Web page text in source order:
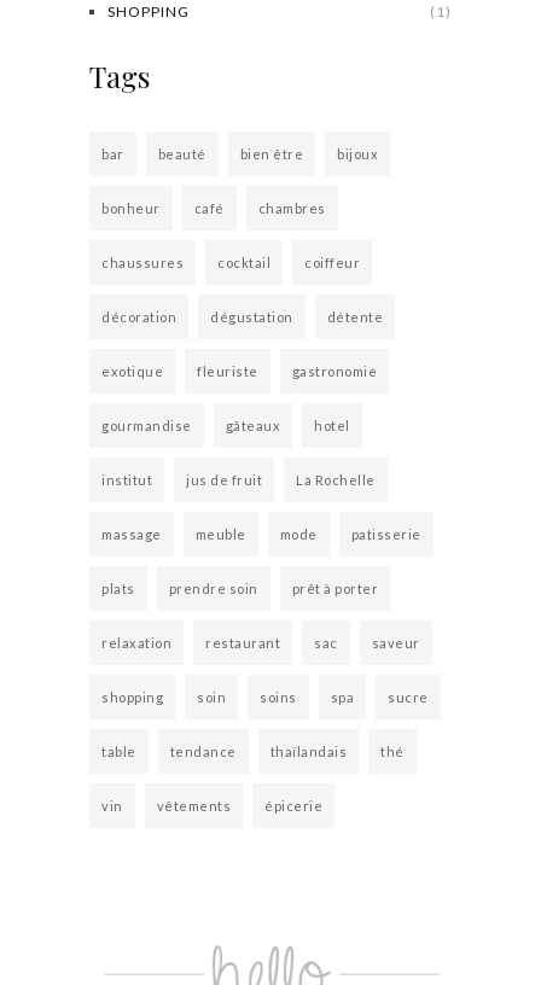
SHOPPING (1)
Tags
bar beauté bien être bijoux
bonheur café chambres
chaussures cocktail coiffeur
décoration dégustation détente
exotique fleuriste gastronomie
gourmandise gâteaux hotel
institut jus de fruit La Rochelle
massage meuble mode patisserie
plats prendre soin prêt à porter
relaxation restaurant sac saveur
shopping soin soins spa sucre
table tendance thaïlandais thé
vin vêtements épicerie